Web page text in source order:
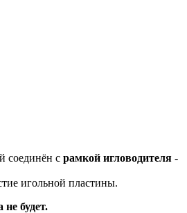
соединён с рамкой игловодителя -
игольной пластины.
будет.